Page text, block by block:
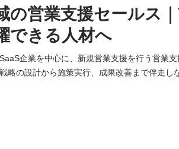
の営業支援セールス｜
できる人材へ
企業を中心に、新規営業支援を行う営業
略の設計から施策実行、成果改善まで伴走し